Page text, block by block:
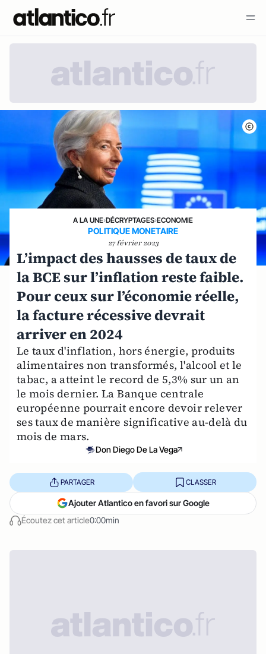
A LA UNE›DÉCRYPTAGES›ECONOMIE
POLITIQUE MONETAIRE
27 février 2023
L’impact des hausses de taux de
la BCE sur l’inflation reste faible.
Pour ceux sur l’économie réelle,
la facture récessive devrait
arriver en 2024
Le taux d'inflation, hors énergie, produits
alimentaires non transformés, l'alcool et le
tabac, a atteint le record de 5,3% sur un an
le mois dernier. La Banque centrale
européenne pourrait encore devoir relever
ses taux de manière significative au-delà du
mois de mars.
Don Diego De La Vega
Écoutez cet article0:00min
PARTAGER CLASSER
Ajouter Atlantico en favori sur Google